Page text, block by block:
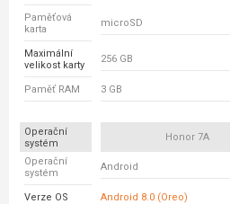
Paměťová
karta
microSD
Maximální
velikost karty
256 GB
Paměť RAM 3 GB
Operační
systém
Honor 7A
Operační
systém
Android
Verze OS Android 8.0 (Oreo)